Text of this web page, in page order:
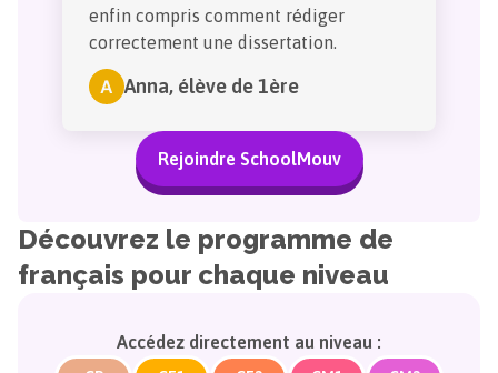
enfin compris comment rédiger
correctement une dissertation.
A Anna, élève de 1ère
Rejoindre SchoolMouv
Découvrez le programme de
français pour chaque niveau
Accédez directement au niveau :